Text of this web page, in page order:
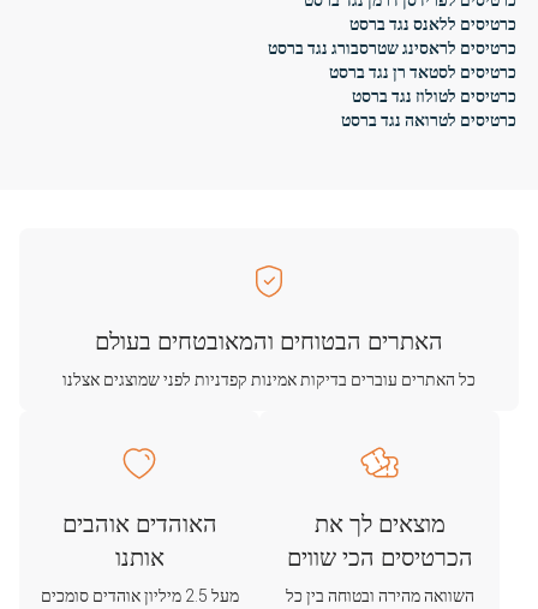
כרטיסים ללאנס נגד ברסט
כרטיסים לראסינג שטרסבורג נגד ברסט
כרטיסים לסטאד רן נגד ברסט
כרטיסים לטולוז נגד ברסט
כרטיסים לטרואה נגד ברסט
האתרים הבטוחים והמאובטחים בעולם
כל האתרים עוברים בדיקות אמינות קפדניות לפני שמוצגים אצלנו
מוצאים לך את
הכרטיסים הכי שווים
השוואה מהירה ובטוחה בין כל
האוהדים אוהבים
אותנו
מעל 2.5 מיליון אוהדים סומכים